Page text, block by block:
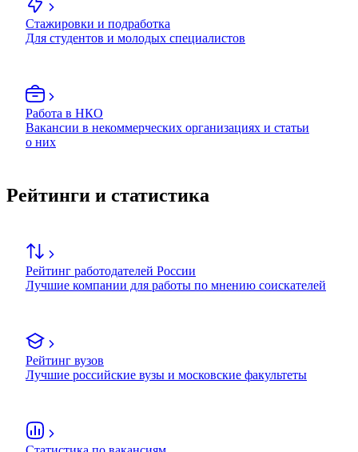
Стажировки и подработка
Для студентов и молодых специалистов
Работа в НКО
Вакансии в некоммерческих организациях и статьи
о них
Рейтинги и статистика
Рейтинг работодателей России
Лучшие компании для работы по мнению соискателей
Рейтинг вузов
Лучшие российские вузы и московские факультеты